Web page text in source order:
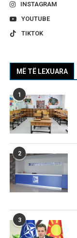
INSTAGRAM
YOUTUBE
TIKTOK
MË TË LEXUARA
1
2
3